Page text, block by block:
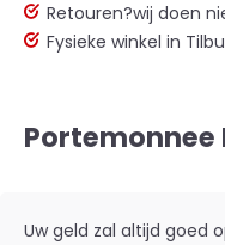
Retouren?wij doen
Fysieke winkel in
Portemonnee
Uw geld zal altijd goed